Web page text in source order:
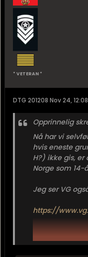
* VETERAN *
DTG 201208 Nov 24, 12:08
Opprinnelig
Nå har vi
hvis eneste
H?) ikke gis,
Norge som
Jeg ser VG
https://
hylgraate
Hvis det som